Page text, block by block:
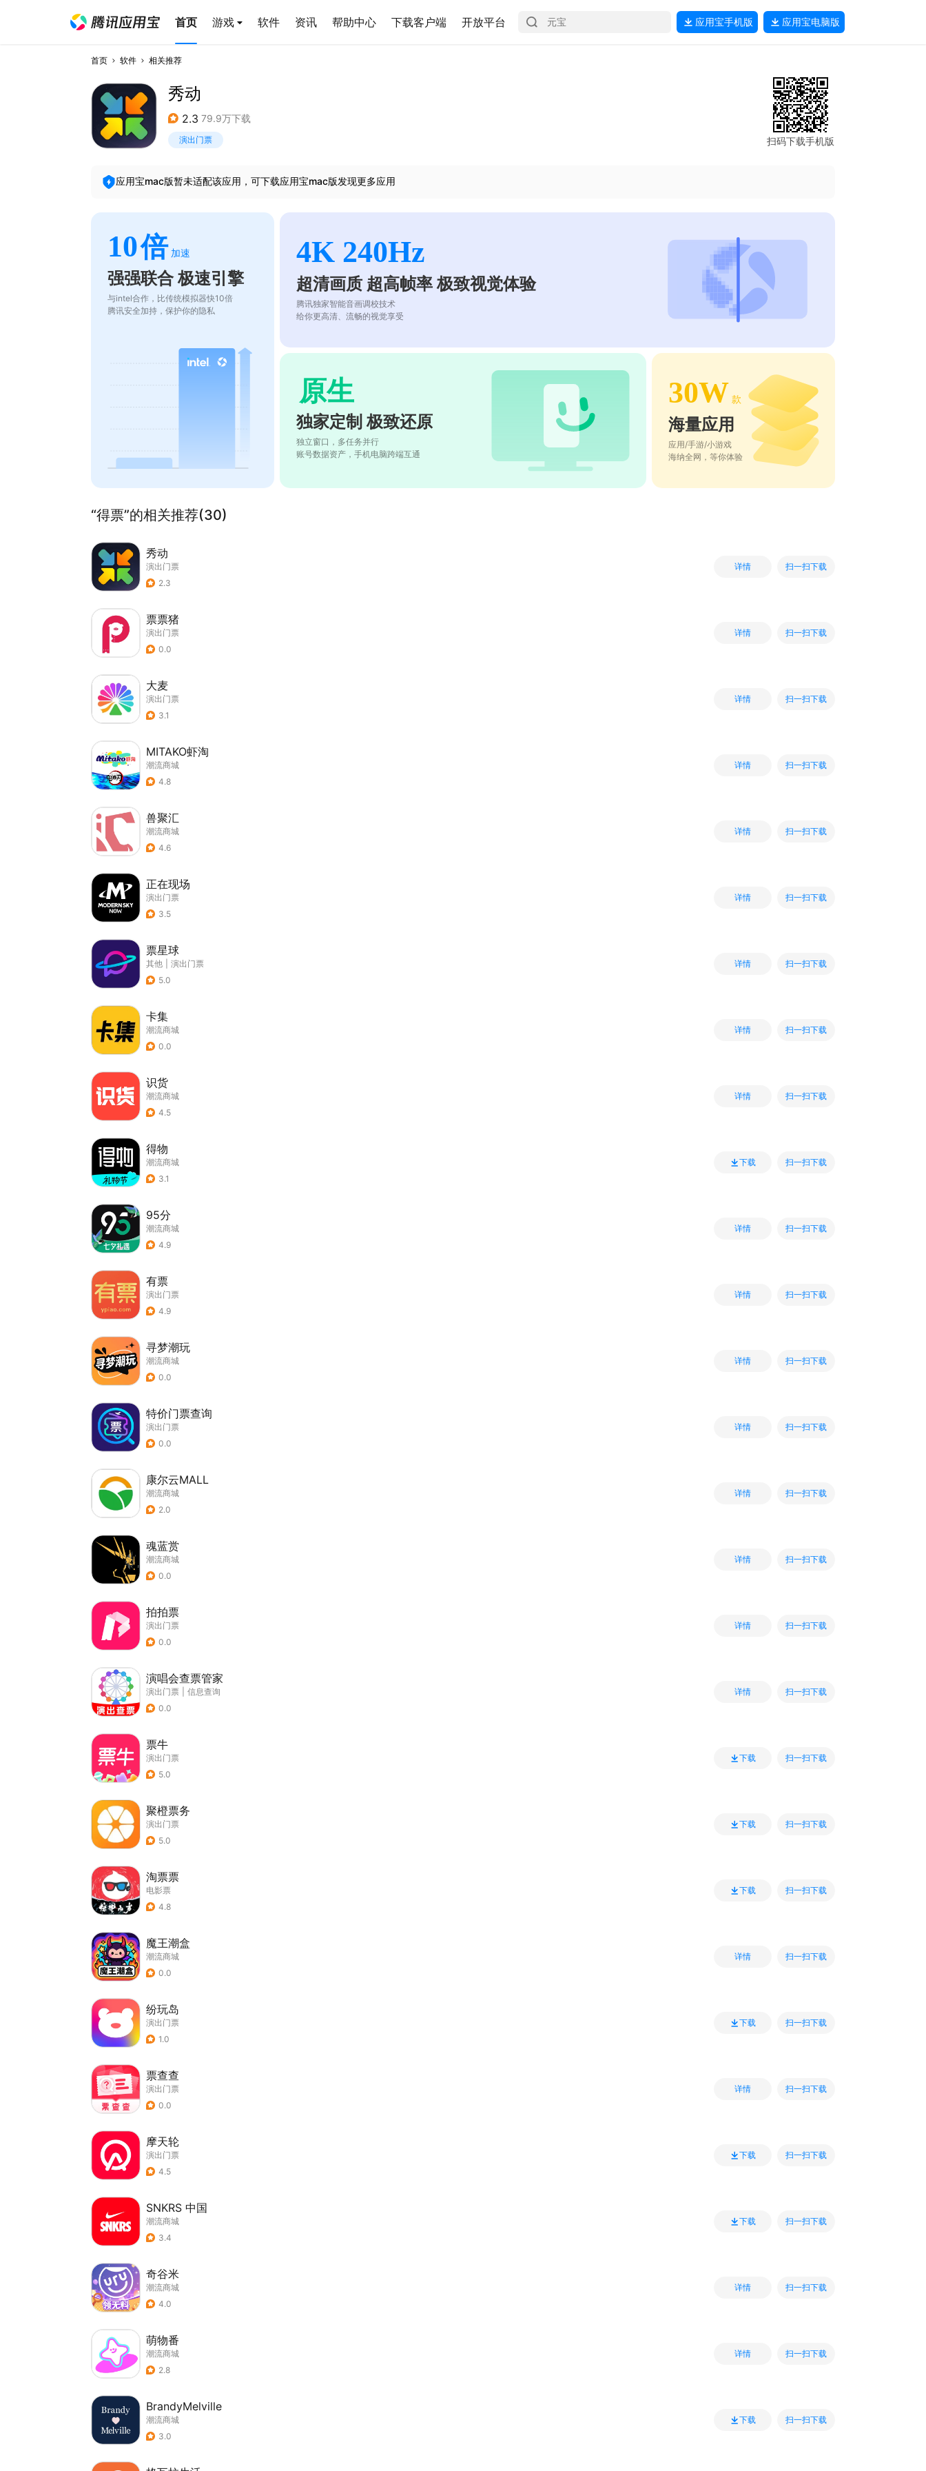
首页 游戏 软件 资讯 帮助中心 下载客户端 开放平台 应用宝手机版 应用宝电脑版
首页 软件 相关推荐
秀动
2.3 79.9万下载
演出门票 扫码下载手机版
应用宝mac版暂未适配该应用，可下载应用宝mac版发现更多应用
10倍 加速
强强联合 极速引擎
与intel合作，比传统模拟器快10倍
腾讯安全加持，保护你的隐私
4K 240Hz
超清画质 超高帧率 极致视觉体验
腾讯独家智能音画调校技术
给你更高清、流畅的视觉享受
原生
独家定制 极致还原
独立窗口，多任务并行
账号数据资产，手机电脑跨端互通
30W 款
海量应用
应用/手游/小游戏
海纳全网，等你体验
“得票”的相关推荐(30)
秀动
演出门票
2.3
详情 扫一扫下载
票票猪
演出门票
0.0
详情 扫一扫下载
大麦
演出门票
3.1
详情 扫一扫下载
MITAKO虾淘
潮流商城
4.8
详情 扫一扫下载
兽聚汇
潮流商城
4.6
详情 扫一扫下载
正在现场
演出门票
3.5
详情 扫一扫下载
票星球
其他
演出门票
5.0
详情 扫一扫下载
卡集
潮流商城
0.0
详情 扫一扫下载
识货
潮流商城
4.5
详情 扫一扫下载
得物
潮流商城
3.1
下载 扫一扫下载
95分
潮流商城
4.9
详情 扫一扫下载
有票
演出门票
4.9
详情 扫一扫下载
寻梦潮玩
潮流商城
0.0
详情 扫一扫下载
特价门票查询
演出门票
0.0
详情 扫一扫下载
康尔云MALL
潮流商城
2.0
详情 扫一扫下载
魂蓝赏
潮流商城
0.0
详情 扫一扫下载
拍拍票
演出门票
0.0
详情 扫一扫下载
演唱会查票管家
演出门票
信息查询
0.0
详情 扫一扫下载
票牛
演出门票
5.0
下载 扫一扫下载
聚橙票务
演出门票
5.0
下载 扫一扫下载
淘票票
电影票
4.8
下载 扫一扫下载
魔王潮盒
潮流商城
0.0
详情 扫一扫下载
纷玩岛
演出门票
1.0
下载 扫一扫下载
票查查
演出门票
0.0
详情 扫一扫下载
摩天轮
演出门票
4.5
下载 扫一扫下载
SNKRS 中国
潮流商城
3.4
下载 扫一扫下载
奇谷米
潮流商城
4.0
详情 扫一扫下载
萌物番
潮流商城
2.8
详情 扫一扫下载
BrandyMelville
潮流商城
3.0
下载 扫一扫下载